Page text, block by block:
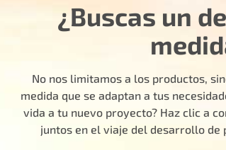
¿Buscas un
No nos limitamos a los productos,
medida que se adaptan a tus
vida a tu nuevo proyecto? Haz clic a
juntos en el viaje del desarrollo de